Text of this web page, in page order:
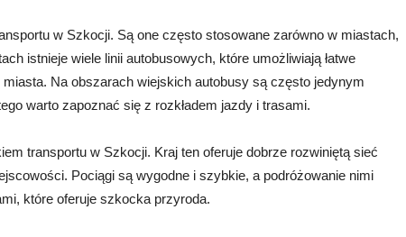
w Szkocji. Są one często stosowane zarówno w miastach,
istnieje wiele linii autobusowych, które umożliwiają łatwe
Na obszarach wiejskich autobusy są często jedynym
warto zapoznać się z rozkładem jazdy i trasami.
transportu w Szkocji. Kraj ten oferuje dobrze rozwiniętą sieć
Pociągi są wygodne i szybkie, a podróżowanie nimi
które oferuje szkocka przyroda.